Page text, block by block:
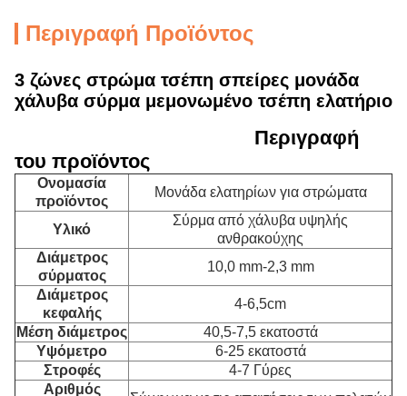
Περιγραφή Προϊόντος
3 ζώνες στρώμα τσέπη σπείρες μονάδα
χάλυβα σύρμα μεμονωμένο τσέπη ελατήριο
Περιγραφή
του προϊόντος
Ονομασία
προϊόντος
Μονάδα ελατηρίων για στρώματα
Υλικό
Σύρμα από χάλυβα υψηλής
ανθρακούχης
Διάμετρος
σύρματος
10,0 mm-2,3 mm
Διάμετρος
κεφαλής
4-6,5cm
Μέση διάμετρος
40,5-7,5 εκατοστά
Υψόμετρο
6-25 εκατοστά
Στροφές
4-7 Γύρες
Αριθμός